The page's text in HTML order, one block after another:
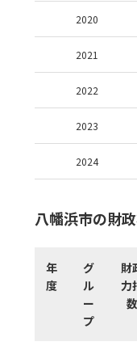
2020
2021
2022
2023
2024
八幡浜市の財
年
度
グ
ル
ー
プ
財
力
数